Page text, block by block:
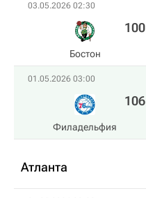
03.05.2026 02:30
Бостон
100
01.05.2026 03:00
Филадельфия
106
Атланта